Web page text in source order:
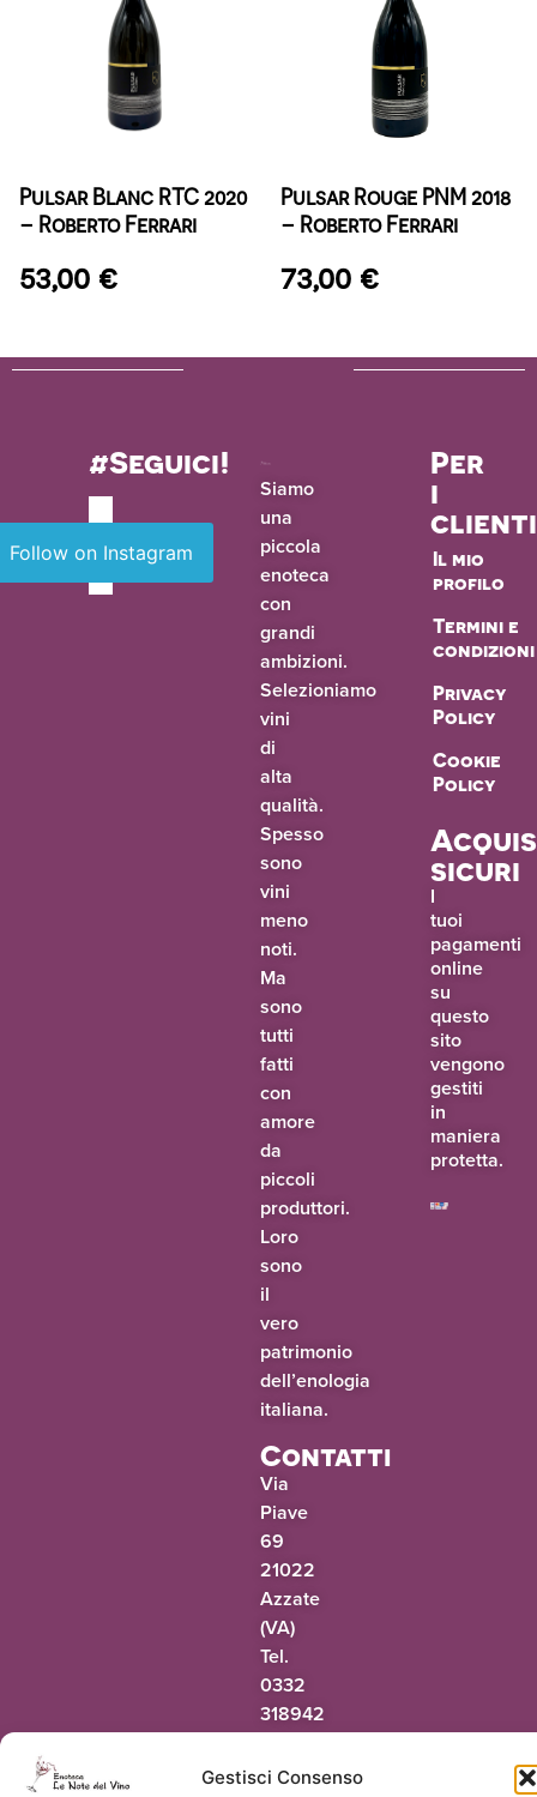
Gestisci Consenso
Pulsar Blanc RTC 2020
– Roberto Ferrari
53,00 €
Pulsar Rouge PNM 2018
– Roberto Ferrari
73,00 €
Siamo
una
piccola
enoteca
con
grandi
ambizioni.
Selezioniamo
vini
di
alta
qualità.
Spesso
sono
vini
meno
noti.
Ma
sono
tutti
fatti
con
amore
da
piccoli
produttori.
Loro
sono
il
vero
patrimonio
dell’enologia
italiana.
Contatti
Via
Piave
69
21022
Azzate
(VA)
Tel.
0332
318942
Per
i
clienti
Il mio
profilo
Termini e
condizioni
Privacy
Policy
Cookie
Policy
sicuri
I
tuoi
pagamenti
online
su
questo
sito
vengono
gestiti
in
maniera
protetta.
#Seguici!
Follow on Instagram